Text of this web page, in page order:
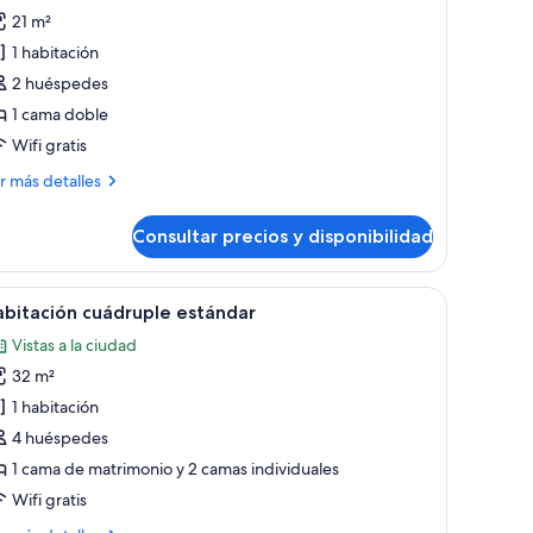
21 m²
1 habitación
2 huéspedes
1 cama doble
Wifi gratis
más detalles
Consultar precios y disponibilidad
una silla, un ventanal con cortinas y un mural de nubes.
Ropa de cama hipoalergénica y sistema de
8 cuádruple estándar
Vistas a la ciudad
32 m²
1 habitación
4 huéspedes
1 cama de matrimonio y 2 camas individuales
Wifi gratis